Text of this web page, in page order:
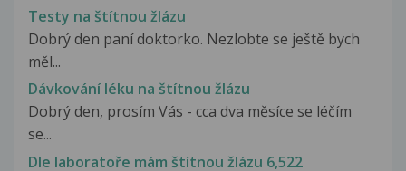
Testy na štítnou žlázu
Dobrý den paní doktorko. Nezlobte se ještě bych
měl...
Dávkování léku na štítnou žlázu
Dobrý den, prosím Vás - cca dva měsíce se léčím
se...
Dle laboratoře mám štítnou žlázu 6,522